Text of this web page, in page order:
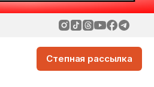
Степная рассылка